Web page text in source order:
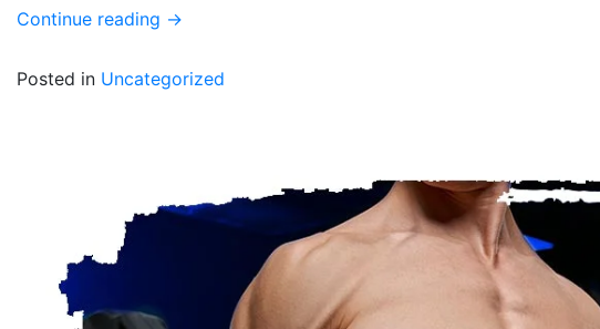
Continue reading →
Posted in Uncategorized